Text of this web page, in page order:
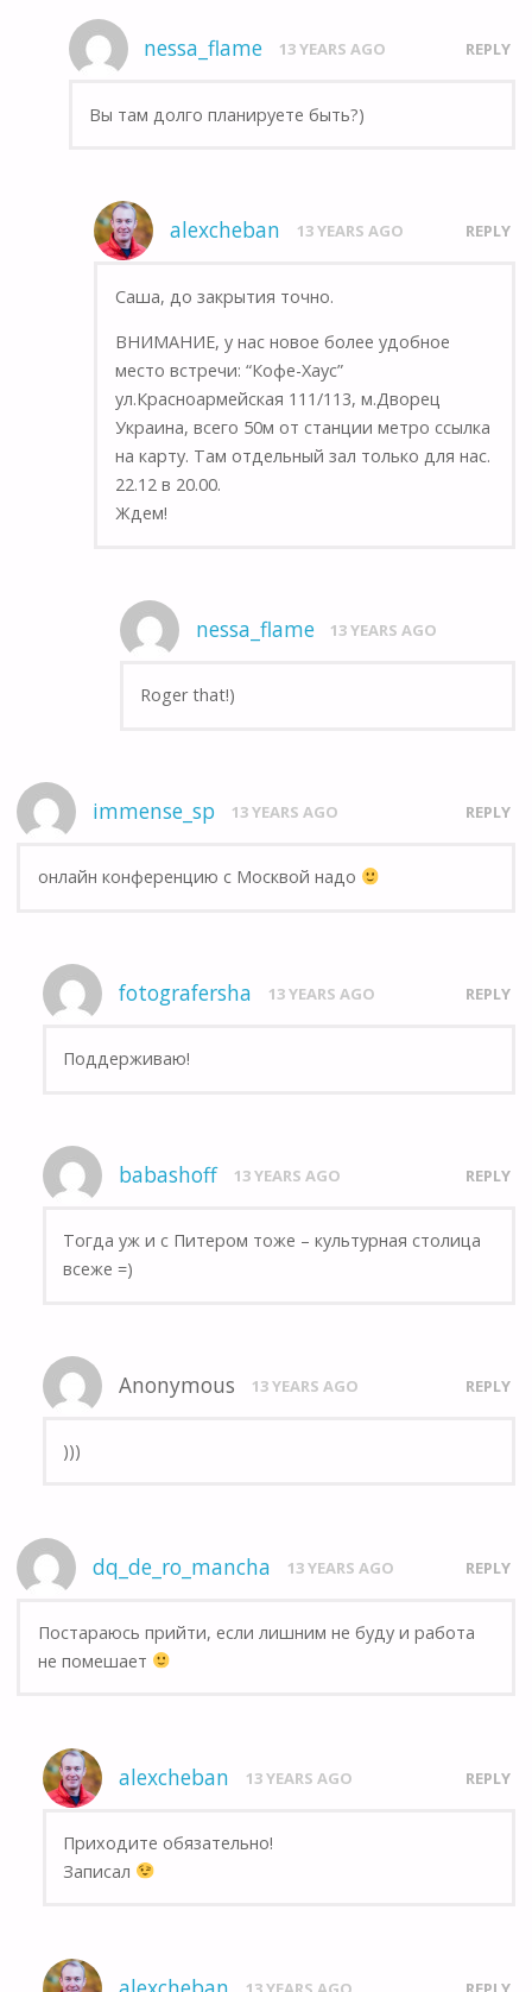
nessa_flame 13 YEARS AGO REPLY
Вы там долго планируете быть?)
alexcheban 13 YEARS AGO REPLY
Саша, до закрытия точно.
ВНИМАНИЕ, у нас новое более удобное
место встречи: “Кофе-Хаус”
ул.Красноармейская 111/113, м.Дворец
Украина, всего 50м от станции метро ссылка
на карту. Там отдельный зал только для нас.
22.12 в 20.00.
Ждем!
nessa_flame 13 YEARS AGO
Roger that!)
immense_sp 13 YEARS AGO REPLY
онлайн конференцию с Москвой надо
fotografersha 13 YEARS AGO REPLY
Поддерживаю!
babashoff 13 YEARS AGO REPLY
Тогда уж и с Питером тоже – культурная столица
всеже =)
Anonymous 13 YEARS AGO REPLY
)))
dq_de_ro_mancha 13 YEARS AGO REPLY
Постараюсь прийти, если лишним не буду и работа
не помешает
alexcheban 13 YEARS AGO REPLY
Приходите обязательно!
Записал